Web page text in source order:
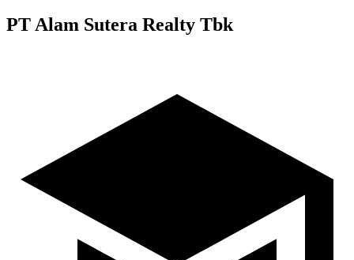
PT Alam Sutera Realty Tbk